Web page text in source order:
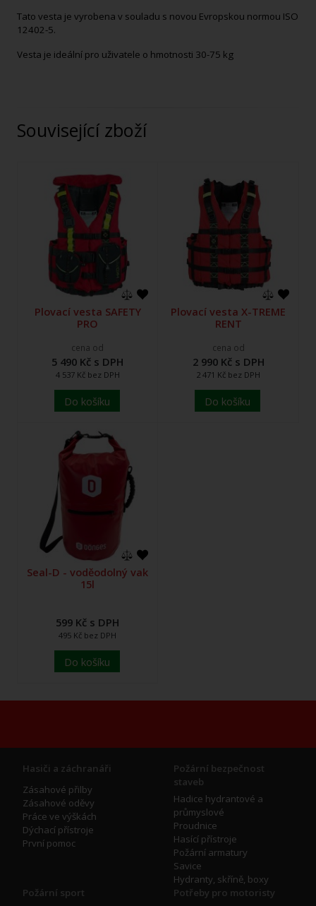
Tato vesta je vyrobena v souladu s novou Evropskou normou ISO
12402-5.
Vesta je ideální pro uživatele o hmotnosti 30-75 kg
Související zboží
Plovací vesta SAFETY
PRO
cena od
5 490 Kč s DPH
4 537 Kč bez DPH
Do košíku
Plovací vesta X-TREME
RENT
cena od
2 990 Kč s DPH
2 471 Kč bez DPH
Do košíku
Seal-D - voděodolný vak
15l
599 Kč s DPH
495 Kč bez DPH
Do košíku
Hasiči a záchranáři
Zásahové přilby
Zásahové oděvy
Práce ve výškách
Dýchací přístroje
První pomoc
Požární bezpečnost
staveb
Hadice hydrantové a
průmyslové
Proudnice
Hasící přístroje
Požární armatury
Savice
Hydranty, skříně, boxy
Požární sport
Potřeby pro motoristy